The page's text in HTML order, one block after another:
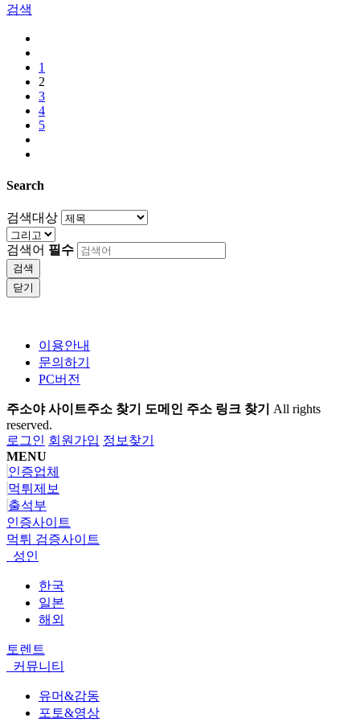
검색
1
2
3
4
5
Search
검색대상
검색어 필수
검색
닫기
이용안내
문의하기
PC버전
주소야 사이트주소 찾기 도메인 주소 링크 찾기 All rights
reserved.
로그인 회원가입 정보찾기
MENU
인증업체
먹튀제보
출석부
인증사이트
먹튀 검증사이트
성인
한국
일본
해외
토렌트
커뮤니티
유머&감동
포토&영상